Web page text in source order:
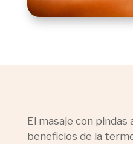
El masaje con pindas
beneficios de la